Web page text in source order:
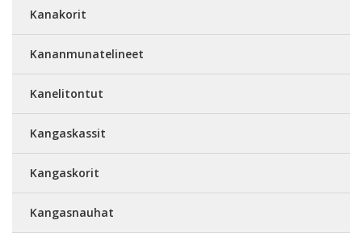
Kanakorit
Kananmunatelineet
Kanelitontut
Kangaskassit
Kangaskorit
Kangasnauhat